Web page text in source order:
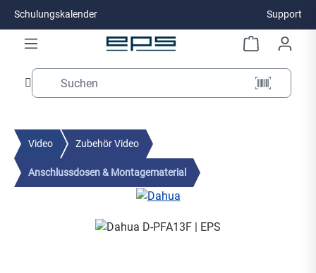
Zum Hauptinhalt springen
Schulungskalender Support
Video Zubehör Video
Anschlussdosen & Montagematerial
Bildergalerie überspringen